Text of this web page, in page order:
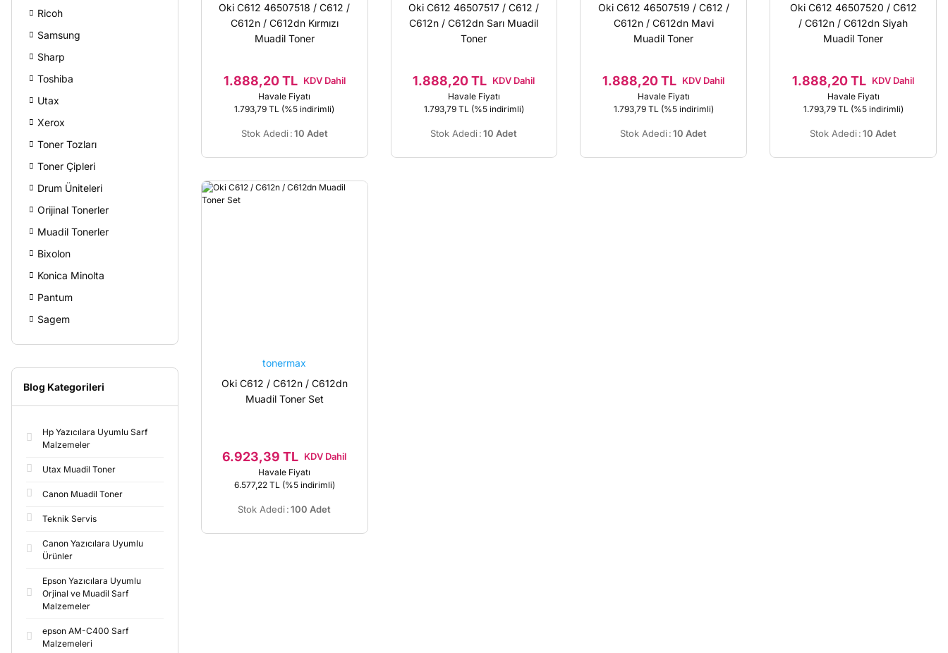
Ricoh
Samsung
Sharp
Toshiba
Utax
Xerox
Toner Tozları
Toner Çipleri
Drum Üniteleri
Orijinal Tonerler
Muadil Tonerler
Bixolon
Konica Minolta
Pantum
Sagem
Blog Kategorileri
Hp Yazıcılara Uyumlu Sarf
Malzemeler
Utax Muadil Toner
Canon Muadil Toner
Teknik Servis
Canon Yazıcılara Uyumlu
Ürünler
Epson Yazıcılara Uyumlu
Orjinal ve Muadil Sarf
Malzemeler
epson AM-C400 Sarf
Malzemeleri
Oki C612 46507518 / C612 /
C612n / C612dn Kırmızı
Muadil Toner
1.888,20 TL KDV Dahil
Havale Fiyatı
1.793,79 TL (%5 indirimli)
Stok Adedi :10 Adet
Oki C612 46507517 / C612 /
C612n / C612dn Sarı Muadil
Toner
1.888,20 TL KDV Dahil
Havale Fiyatı
1.793,79 TL (%5 indirimli)
Stok Adedi : 10 Adet
Oki C612 46507519 / C612 /
C612n / C612dn Mavi
Muadil Toner
1.888,20 TL KDV Dahil
Havale Fiyatı
1.793,79 TL (%5 indirimli)
Stok Adedi : 10 Adet
Oki C612 46507520 / C612
/ C612n / C612dn Siyah
Muadil Toner
1.888,20 TL KDV Dahil
Havale Fiyatı
1.793,79 TL (%5 indirimli)
Stok Adedi :10 Adet
tonermax
Oki C612 / C612n / C612dn
Muadil Toner Set
6.923,39 TL KDV Dahil
Havale Fiyatı
6.577,22 TL (%5 indirimli)
Stok Adedi :100 Adet